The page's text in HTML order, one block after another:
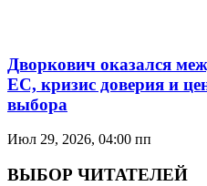
Дворкович оказался
ЕС, кризис доверия и
выбора
Июл 29, 2026, 04:00 пп
ВЫБОР ЧИТАТЕЛЕЙ